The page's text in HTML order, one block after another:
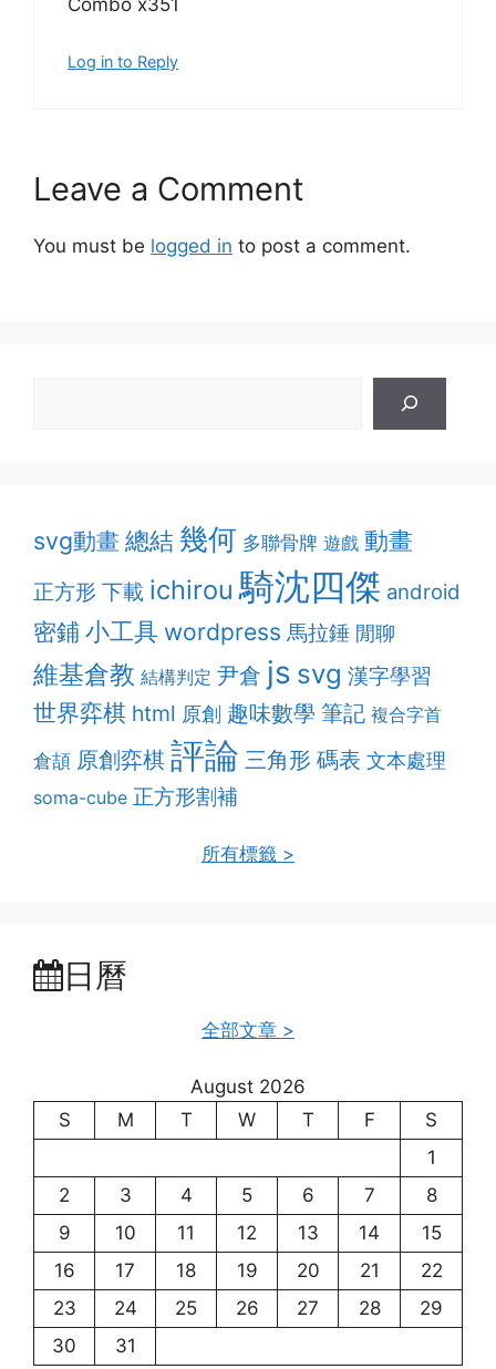
Combo x351
Log in to Reply
Leave a Comment
You must be logged in to post a comment.
svg動畫 總結 幾何 多聯骨牌 遊戲 動畫
正方形 下載 ichirou 騎沈四傑 android
密鋪小工具 wordpress 馬拉錘 閒聊
維基倉教 結構判定 尹倉 js svg 漢字學習
世界弈棋 html 原創 趣味數學 筆記 複合字首
倉頡 原創弈棋 評論 三角形 碼表 文本處理
soma-cube 正方形割補
所有標籤 >
日曆
全部文章 >
August 2026
S
M T W T F
S
1
2
3 4 5 6 7
8
9
10 11 12 13 14
15
16
17 18 19 20 21
22
23
24 25 26 27 28
29
30
31